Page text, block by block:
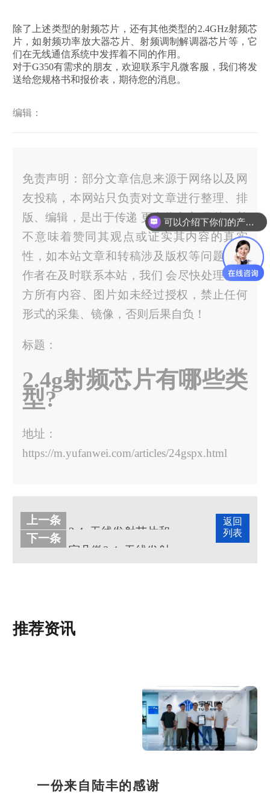
除了上述类型的射频芯片，还有其他类型的2.4GHz射频芯
片，如射频功率放大器芯片、射频调制解调器芯片等，它
们在无线通信系统中发挥着不同的作用。
对于G350有需求的朋友，欢迎联系宇凡微客服，我们将发
送给您规格书和报价表，期待您的消息。
编辑：
免责声明：部分文章信息来源于网络以及网
友投稿，本网站只负责对文章进行整理、排
版、编辑，是出于传递 更多信息之 目的，并
不意味着赞同其观点或证实其内容的真实
性，如本站文章和转稿涉及版权等问题，请
作者在及时联系本站，我们 会尽快处理。官
方所有内容、图片如未经过授权，禁止任何
形式的采集、镜像，否则后果自负！
标题：
2.4g射频芯片有哪些类
型?
地址：
https://m.yufanwei.com/articles/24gspx.html
返回
列表
上一条
下一条
推荐资讯
一份来自陆丰的感谢
可以介绍下你们的产品么？